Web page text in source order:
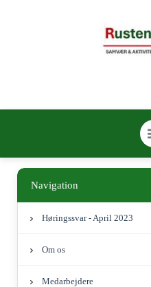
Navigation
Høringssvar - April 2023
Om os
Medarbejdere